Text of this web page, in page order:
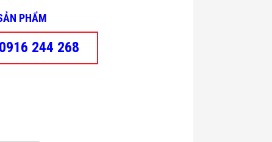
PHẨM
0916 244 268